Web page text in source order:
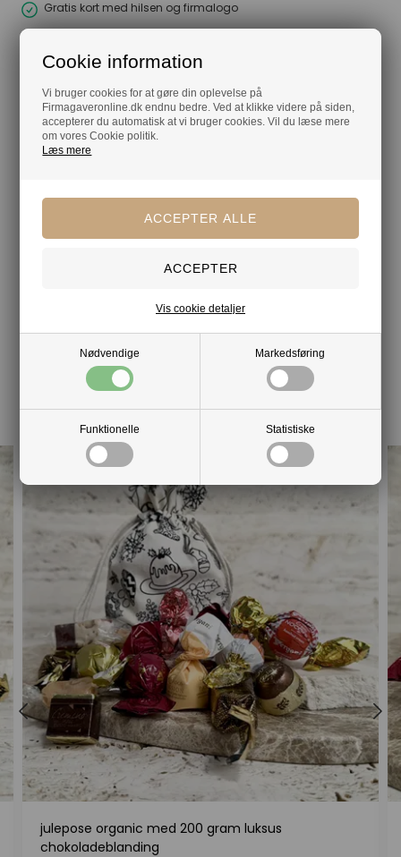
Cookie information
Vi bruger cookies for at gøre din oplevelse på
Firmagaveronline.dk endnu bedre. Ved at klikke videre på siden,
accepterer du automatisk at vi bruger cookies. Vil du læse mere
om vores Cookie politik.
Læs mere
Nødvendige Markedsføring
Funktionelle Statistiske
Vis cookie detaljer
Gratis kort med hilsen og firmalogo
Mere fra samme kategori
julepose organic med 200 gram luksus
chokoladeblanding